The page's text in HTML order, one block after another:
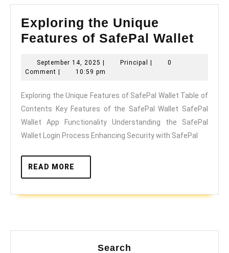
Exploring the Unique
Features of SafePal Wallet
of
September 14, 2025 September
14,
| Principal Principal
|
0
Comment | 10:59 pm
Exploring the Unique Features of SafePal Wallet Table of
Contents Key Features of the SafePal Wallet SafePal
Wallet App Functionality Understanding the SafePal
Wallet Login Process Enhancing Security with SafePal
READ MORE
MORE
Search